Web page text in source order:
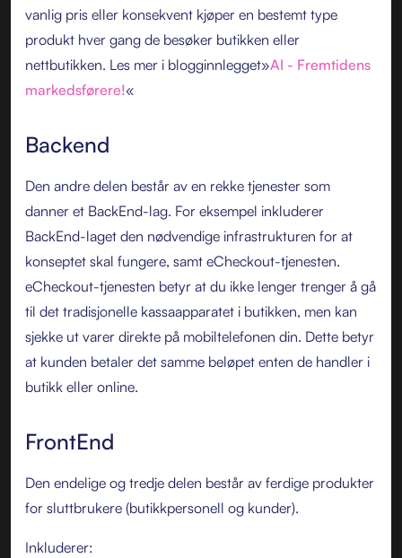
vanlig pris eller konsekvent kjøper en bestemt type
produkt hver gang de besøker butikken eller
nettbutikken. Les mer i blogginnlegget»AI - Fremtidens
markedsførere!«
Backend
Den andre delen består av en rekke tjenester som
danner et BackEnd-lag. For eksempel inkluderer
BackEnd-laget den nødvendige infrastrukturen for at
konseptet skal fungere, samt eCheckout-tjenesten.
eCheckout-tjenesten betyr at du ikke lenger trenger å gå
til det tradisjonelle kassaapparatet i butikken, men kan
sjekke ut varer direkte på mobiltelefonen din. Dette betyr
at kunden betaler det samme beløpet enten de handler i
butikk eller online.
FrontEnd
Den endelige og tredje delen består av ferdige produkter
for sluttbrukere (butikkpersonell og kunder).
Inkluderer: